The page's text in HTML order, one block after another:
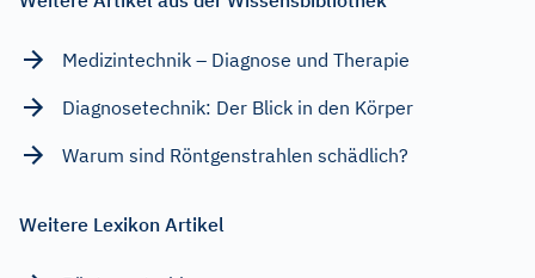
Medizintechnik – Diagnose und Therapie
Diagnosetechnik: Der Blick in den Körper
Warum sind Röntgenstrahlen schädlich?
Weitere Lexikon Artikel